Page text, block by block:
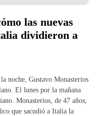
las nuevas
dividieron a
noche, Gustavo Monasterios
El lunes por la mañana
Monasterios, de 47 años,
que sacudió a Italia la